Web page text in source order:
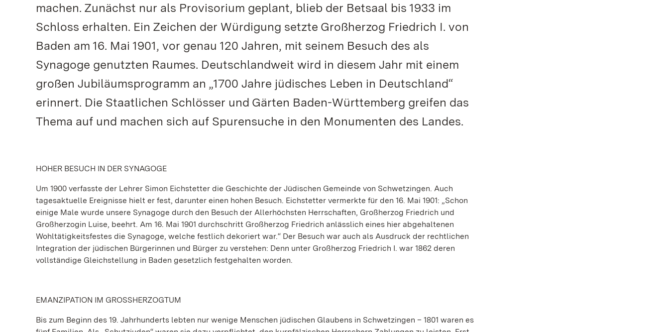
machen. Zunächst nur als Provisorium geplant, blieb der Betsaal bis 1933 im
Schloss erhalten. Ein Zeichen der Würdigung setzte Großherzog Friedrich I. von
Baden am 16. Mai 1901, vor genau 120 Jahren, mit seinem Besuch des als
Synagoge genutzten Raumes. Deutschlandweit wird in diesem Jahr mit einem
großen Jubiläumsprogramm an „1700 Jahre jüdisches Leben in Deutschland“
erinnert. Die Staatlichen Schlösser und Gärten Baden-Württemberg greifen das
Thema auf und machen sich auf Spurensuche in den Monumenten des Landes.
HOHER BESUCH IN DER SYNAGOGE
Um 1900 verfasste der Lehrer Simon Eichstetter die Geschichte der Jüdischen Gemeinde von Schwetzingen. Auch
tagesaktuelle Ereignisse hielt er fest, darunter einen hohen Besuch. Eichstetter vermerkte für den 16. Mai 1901: „Schon
einige Male wurde unsere Synagoge durch den Besuch der Allerhöchsten Herrschaften, Großherzog Friedrich und
Großherzogin Luise, beehrt. Am 16. Mai 1901 durchschritt Großherzog Friedrich anlässlich eines hier abgehaltenen
Wohltätigkeitsfestes die Synagoge, welche festlich dekoriert war.“ Der Besuch war auch als Ausdruck der rechtlichen
Integration der jüdischen Bürgerinnen und Bürger zu verstehen: Denn unter Großherzog Friedrich I. war 1862 deren
vollständige Gleichstellung in Baden gesetzlich festgehalten worden.
EMANZIPATION IM GROSSHERZOGTUM
Bis zum Beginn des 19. Jahrhunderts lebten nur wenige Menschen jüdischen Glaubens in Schwetzingen – 1801 waren es